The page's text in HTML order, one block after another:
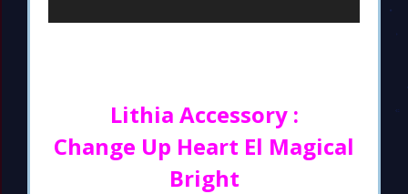
Lithia Accessory :
Change Up Heart El Magical
Bright